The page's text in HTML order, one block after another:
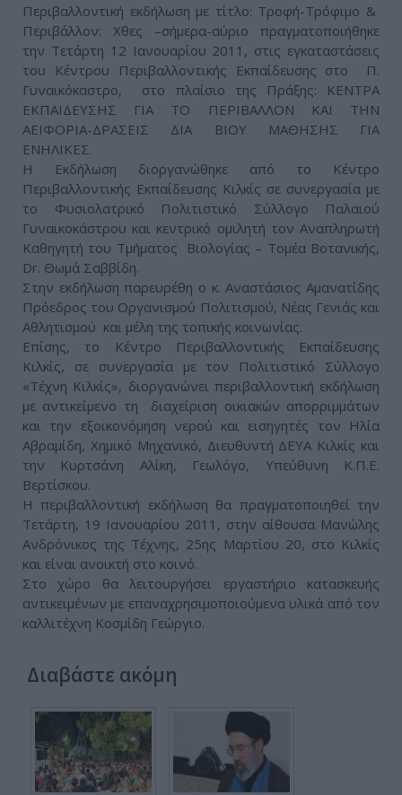
Περιβαλλοντική εκδήλωση με τίτλο: Τροφή-Τρόφιμο &
Περιβάλλον: Χθες –σήμερα-αύριο πραγματοποιήθηκε
την Τετάρτη 12 Ιανουαρίου 2011, στις εγκαταστάσεις
του Κέντρου Περιβαλλοντικής Εκπαίδευσης στο Π.
Γυναικόκαστρο, στο πλαίσιο της Πράξης: ΚΕΝΤΡΑ
ΕΚΠΑΙΔΕΥΣΗΣ ΓΙΑ ΤΟ ΠΕΡΙΒΑΛΛΟΝ ΚΑΙ ΤΗΝ
ΑΕΙΦΟΡΙΑ-ΔΡΑΣΕΙΣ ΔΙΑ ΒΙΟΥ ΜΑΘΗΣΗΣ ΓΙΑ
ΕΝΗΛΙΚΕΣ.
Η Εκδήλωση διοργανώθηκε από το Κέντρο
Περιβαλλοντικής Εκπαίδευσης Κιλκίς σε συνεργασία με
το Φυσιολατρικό Πολιτιστικό Σύλλογο Παλαιού
Γυναικοκάστρου και κεντρικό ομιλητή τον Αναπληρωτή
Καθηγητή του Τμήματος Βιολογίας – Τομέα Βοτανικής,
Dr. Θωμά Σαββίδη.
Στην εκδήλωση παρευρέθη ο κ. Αναστάσιος Αμανατίδης
Πρόεδρος του Οργανισμού Πολιτισμού, Νέας Γενιάς και
Αθλητισμού και μέλη της τοπικής κοινωνίας.
Επίσης, το Κέντρο Περιβαλλοντικής Εκπαίδευσης
Κιλκίς, σε συνεργασία με τον Πολιτιστικό Σύλλογο
«Τέχνη Κιλκίς», διοργανώνει περιβαλλοντική εκδήλωση
με αντικείμενο τη διαχείριση οικιακών απορριμμάτων
και την εξοικονόμηση νερού και εισηγητές τον Ηλία
Αβραμίδη, Χημικό Μηχανικό, Διευθυντή ΔΕΥΑ Κιλκίς και
την Κυρτσάνη Αλίκη, Γεωλόγο, Υπεύθυνη Κ.Π.Ε.
Βερτίσκου.
Η περιβαλλοντική εκδήλωση θα πραγματοποιηθεί την
Τετάρτη, 19 Ιανουαρίου 2011, στην αίθουσα Μανώλης
Ανδρόνικος της Τέχνης, 25ης Μαρτίου 20, στο Κιλκίς
και είναι ανοικτή στο κοινό.
Στο χώρο θα λειτουργήσει εργαστήριο κατασκευής
αντικειμένων με επαναχρησιμοποιούμενα υλικά από τον
καλλιτέχνη Κοσμίδη Γεώργιο.
Διαβάστε ακόμη